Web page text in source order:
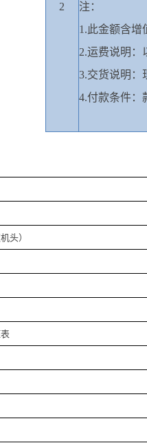
2
注：
1.此金额含增
2.运费说明：
3.交货说明：
4.付款条件：
头）